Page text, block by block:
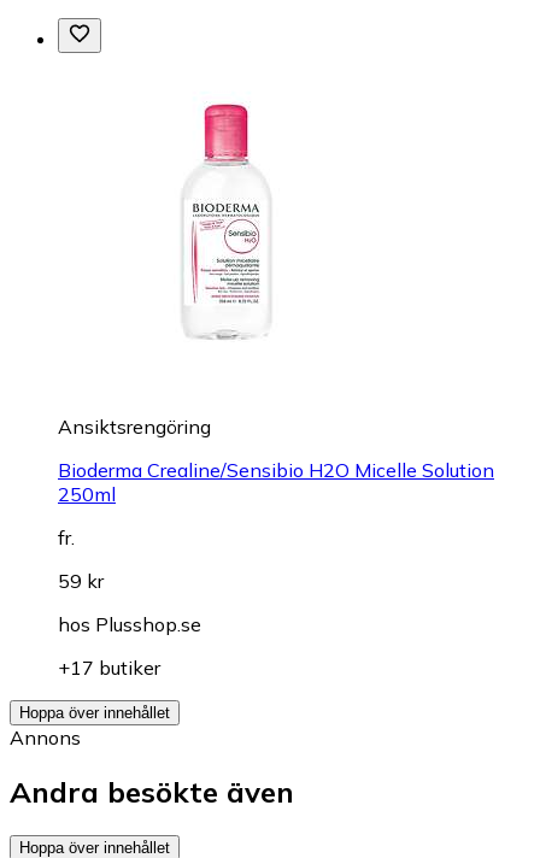
Ansiktsrengöring
Bioderma Crealine/Sensibio H2O Micelle Solution
250ml
fr.
59 kr
hos Plusshop.se
+17 butiker
Hoppa över innehållet
Annons
Andra besökte även
Hoppa över innehållet